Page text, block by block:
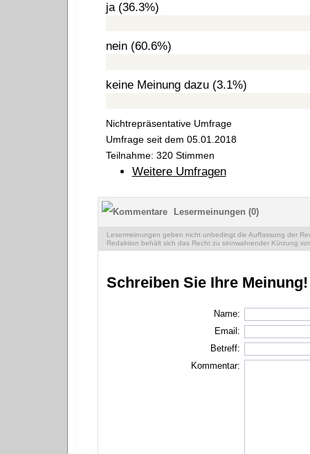
ja (36.3%)
nein (60.6%)
keine Meinung dazu (3.1%)
Nichtrepräsentative Umfrage
Umfrage seit dem 05.01.2018
Teilnahme: 320 Stimmen
Weitere Umfragen
Lesermeinungen (0)
Lesermeinungen geben nicht unbedingt die Auffassung der
Redaktion behält sich das Recht zu sinnwahrender Kürzung
Schreiben Sie Ihre Meinung!
Name:
Email:
Betreff:
Kommentar: